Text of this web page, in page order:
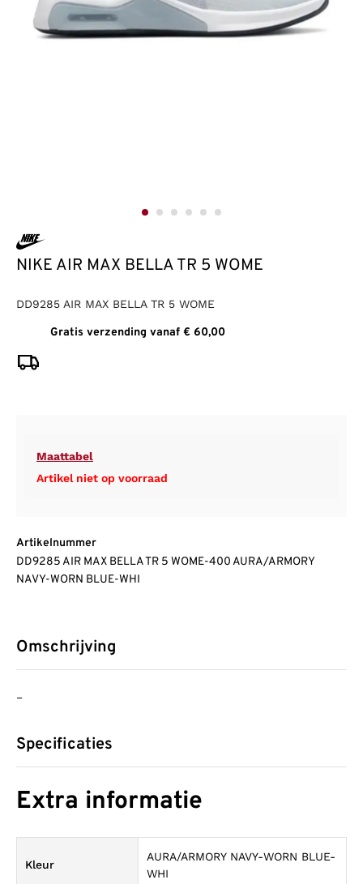
NIKE AIR MAX BELLA TR 5 WOME
DD9285 AIR MAX BELLA TR 5 WOME
Gratis verzending vanaf € 60,00
Maattabel
Artikel niet op voorraad
Artikelnummer
DD9285 AIR MAX BELLA TR 5 WOME-400 AURA/ARMORY
NAVY-WORN BLUE-WHI
Omschrijving
–
Specificaties
Extra informatie
Kleur
AURA/ARMORY NAVY-WORN BLUE-
WHI